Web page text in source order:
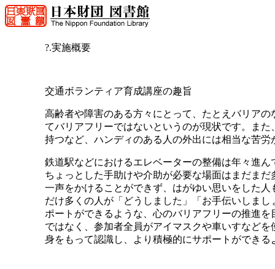
?.実施概要
交通ボランティア育成講座の趣旨
高齢者や障害のある方々にとって、たとえバリア
てバリアフリーではないというのが現状です。ま
持つなど、ハンディのある人の外出には相当な苦労
鉄道駅などにおけるエレベーターの整備は年々進
ちょっとした手助けや介助が必要な場面はまだま
一声をかけることができず、はがゆい思いをした
だけ多くの人が「どうしました」「お手伝いしま
ポートができるような、心のバリアフリーの推進
ではなく、参加者全員がアイマスクや車いすなど
身をもって認識し、より積極的にサポートができる